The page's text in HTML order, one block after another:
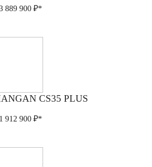
889 900 ₽*
CS35 PLUS
912 900 ₽*